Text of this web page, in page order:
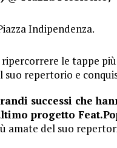
Indipendenza.
ripercorrere le tappe
repertorio e
successi che
progetto
amate del suo